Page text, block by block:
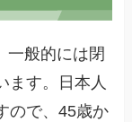
一般的には閉
ます。日本人
ので、45歳か